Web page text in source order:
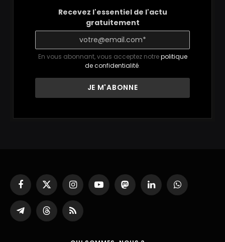
Recevez l'essentiel de l'actu
gratuitement
En vous abonnant, vous acceptez notrepolitique
de confidentialité.
Facebook
X
(Twitter)
InstagramYouTubeMastodonLinkedInWhatsApp
Partager
sur
ThreadsRSS